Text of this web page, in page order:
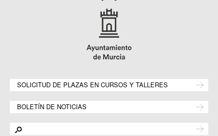
SOLICITUD DE PLAZAS EN CURSOS Y TALLERES
BOLETÍN DE NOTICIAS